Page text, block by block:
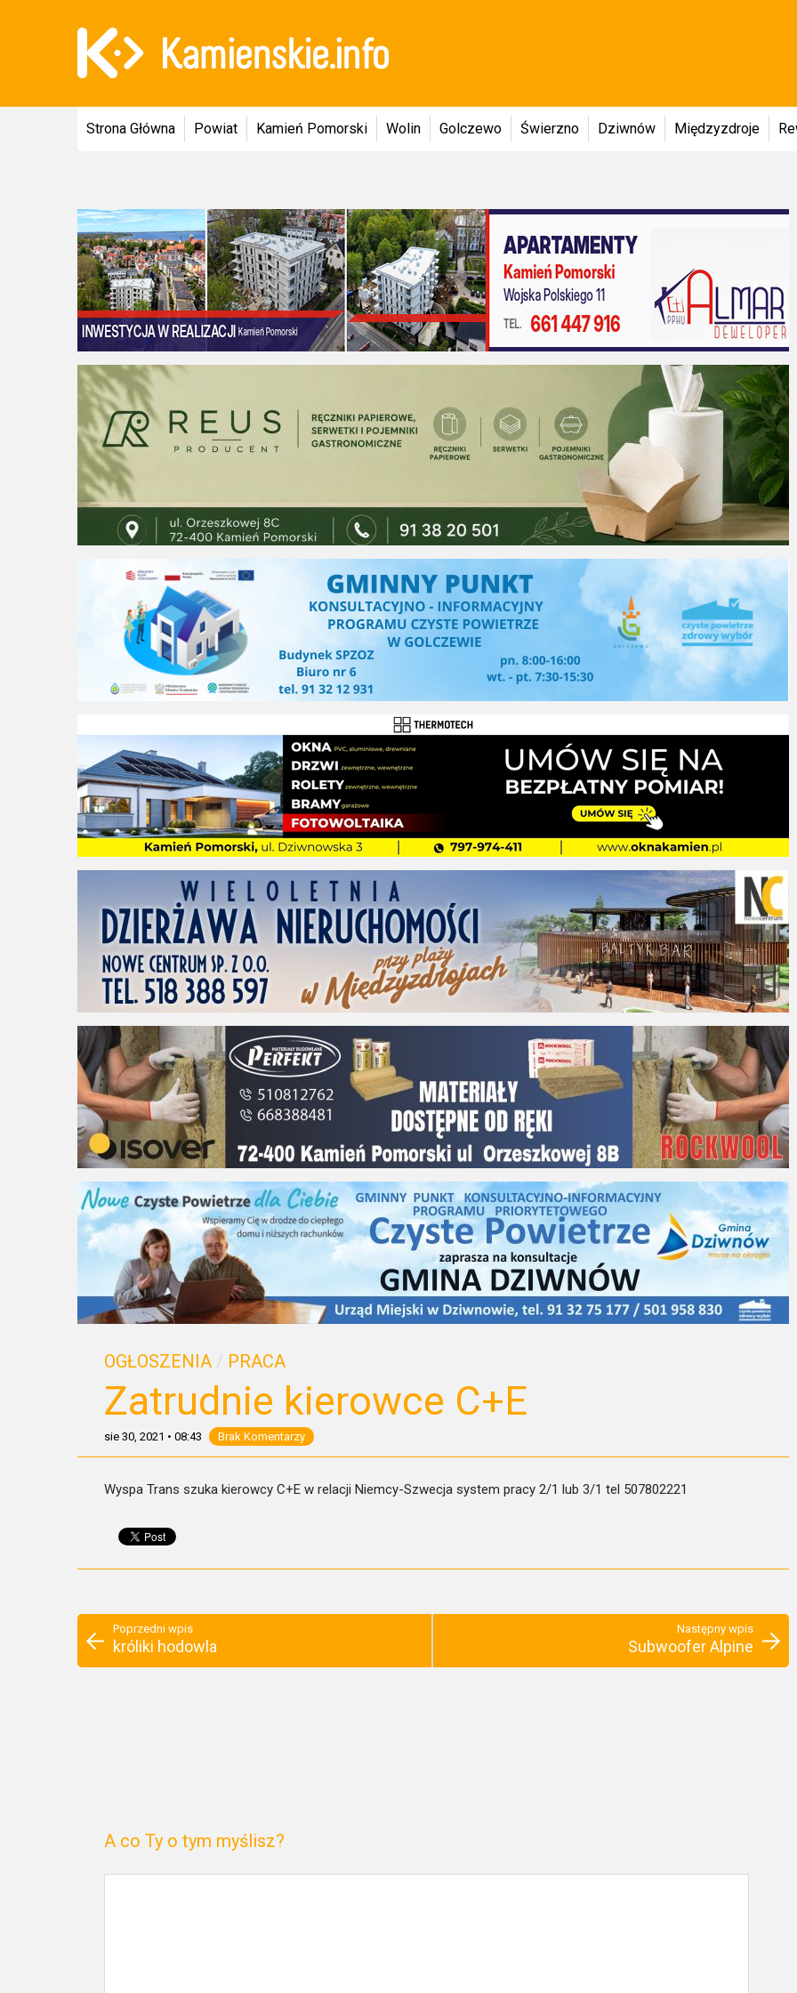
Strona Główna Powiat Kamień Pomorski Wolin Golczewo Świerzno Dziwnów Międzyzdroje
OGŁOSZENIA / PRACA
Zatrudnie kierowce C+E
sie 30, 2021 • 08:43 Brak Komentarzy
Wyspa Trans szuka kierowcy C+E w relacji Niemcy-Szwecja system pracy 2/1 lub 3/1 tel 507802221
Poprzedni wpis
króliki hodowla
Następny wpis
Subwoofer Alpine
A co Ty o tym myślisz?